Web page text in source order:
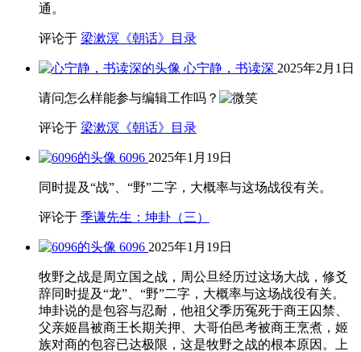
通。
评论于 梁漱溟《朝话》目录
心宁静，书读深 2025年2月1日
请问怎么样能参与编辑工作吗？
评论于 梁漱溟《朝话》目录
6096 2025年1月19日
同时提及“战”、“野”二字，大概率与这场战役有关。
评论于 季谦先生：坤卦（三）
6096 2025年1月19日
牧野之战是周立国之战，周公旦经历过这场大战，修爻
辞同时提及“龙”、“野”二字，大概率与这场战役有关。
坤卦说的是包容与忍耐，他祖父季历冤死于商王囚禁、
父亲姬昌被商王长期关押、大哥伯邑考被商王烹煮，姬
族对商的包容已达极限，这是牧野之战的根本原因。上